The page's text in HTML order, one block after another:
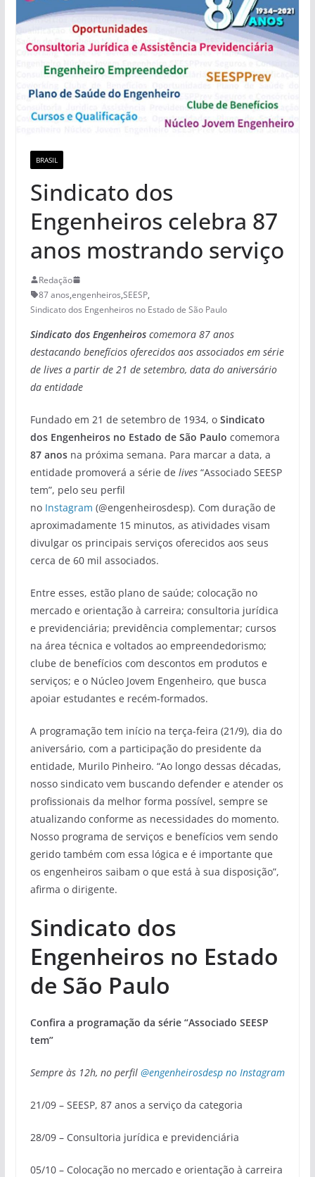
BRASIL
Sindicato dos
Engenheiros celebra 87
anos mostrando serviço
Redação
87 anos,engenheiros,SEESP,
Sindicato dos Engenheiros no Estado de São Paulo
Sindicato dos Engenheiros comemora 87 anos
destacando benefícios oferecidos aos associados em série
de lives a partir de 21 de setembro, data do aniversário
da entidade
Fundado em 21 de setembro de 1934, o Sindicato
dos Engenheiros no Estado de São Paulo comemora
87 anos na próxima semana. Para marcar a data, a
entidade promoverá a série de lives“Associado SEESP
tem”, pelo seu perfil
no Instagram (@engenheirosdesp). Com duração de
aproximadamente 15 minutos, as atividades visam
divulgar os principais serviços oferecidos aos seus
cerca de 60 mil associados.
Entre esses, estão plano de saúde; colocação no
mercado e orientação à carreira; consultoria jurídica
e previdenciária; previdência complementar; cursos
na área técnica e voltados ao empreendedorismo;
clube de benefícios com descontos em produtos e
serviços; e o Núcleo Jovem Engenheiro, que busca
apoiar estudantes e recém-formados.
A programação tem início na terça-feira (21/9), dia do
aniversário, com a participação do presidente da
entidade, Murilo Pinheiro. “Ao longo dessas décadas,
nosso sindicato vem buscando defender e atender os
profissionais da melhor forma possível, sempre se
atualizando conforme as necessidades do momento.
Nosso programa de serviços e benefícios vem sendo
gerido também com essa lógica e é importante que
os engenheiros saibam o que está à sua disposição”,
afirma o dirigente.
Sindicato dos
Engenheiros no Estado
de São Paulo
Confira a programação da série “Associado SEESP
tem”
Sempre às 12h, no perfil @engenheirosdesp no Instagram
21/09 – SEESP, 87 anos a serviço da categoria
28/09 – Consultoria jurídica e previdenciária
05/10 – Colocação no mercado e orientação à carreira